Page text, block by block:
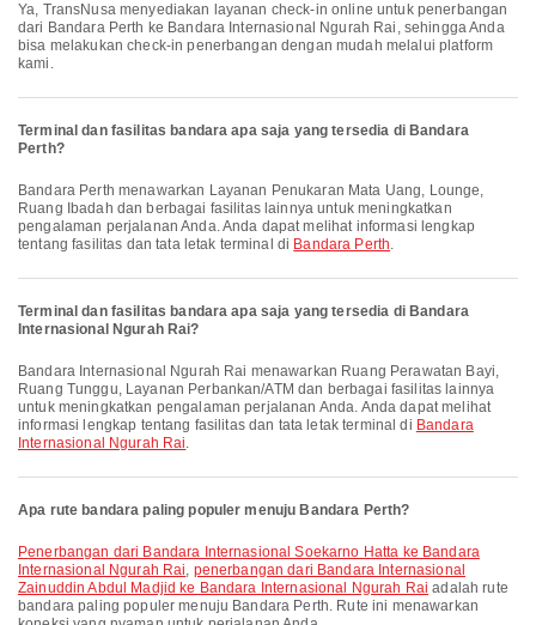
Ya, TransNusa menyediakan layanan check-in online untuk penerbangan
dari Bandara Perth ke Bandara Internasional Ngurah Rai, sehingga Anda
bisa melakukan check-in penerbangan dengan mudah melalui platform
kami.
Terminal dan fasilitas bandara apa saja yang tersedia di Bandara
Perth?
Bandara Perth menawarkan Layanan Penukaran Mata Uang, Lounge,
Ruang Ibadah dan berbagai fasilitas lainnya untuk meningkatkan
pengalaman perjalanan Anda. Anda dapat melihat informasi lengkap
tentang fasilitas dan tata letak terminal di Bandara Perth.
Terminal dan fasilitas bandara apa saja yang tersedia di Bandara
Internasional Ngurah Rai?
Bandara Internasional Ngurah Rai menawarkan Ruang Perawatan Bayi,
Ruang Tunggu, Layanan Perbankan/ATM dan berbagai fasilitas lainnya
untuk meningkatkan pengalaman perjalanan Anda. Anda dapat melihat
informasi lengkap tentang fasilitas dan tata letak terminal di Bandara
Internasional Ngurah Rai.
Apa rute bandara paling populer menuju Bandara Perth?
penerbangan dari Bandara Internasional Soekarno Hatta ke Bandara
Internasional Ngurah Rai, penerbangan dari Bandara Internasional
Zainuddin Abdul Madjid ke Bandara Internasional Ngurah Rai adalah rute
bandara paling populer menuju Bandara Perth. Rute ini menawarkan